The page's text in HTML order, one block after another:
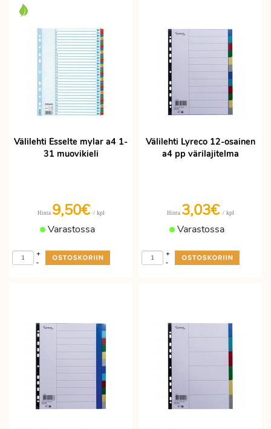
Välilehti Esselte mylar a4 1-
31 muovikieli
Hinta 9,50€ / kpl
Varastossa
-
+
Välilehti Lyreco 12-osainen
a4 pp värilajitelma
Hinta 3,03€ / kpl
Varastossa
-
+